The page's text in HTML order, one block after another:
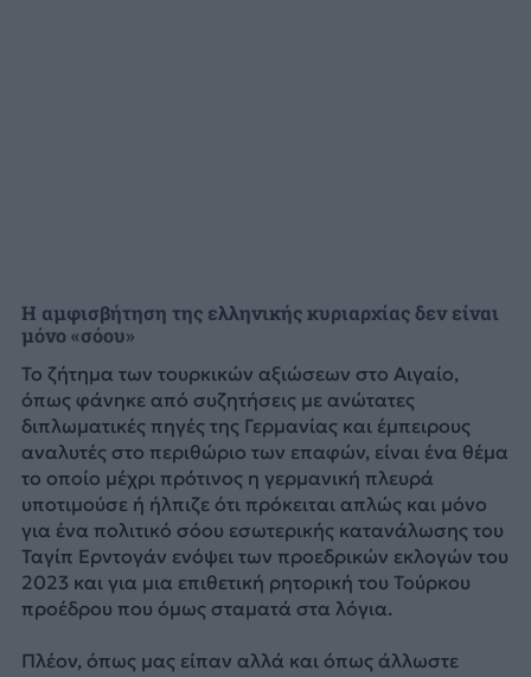
Η αμφισβήτηση της ελληνικής κυριαρχίας δεν είναι
μόνο «σόου»
Το ζήτημα των τουρκικών αξιώσεων στο Αιγαίο,
όπως φάνηκε από συζητήσεις με ανώτατες
διπλωματικές πηγές της Γερμανίας και έμπειρους
αναλυτές στο περιθώριο των επαφών, είναι ένα θέμα
το οποίο μέχρι πρότινος η γερμανική πλευρά
υποτιμούσε ή ήλπιζε ότι πρόκειται απλώς και μόνο
για ένα πολιτικό σόου εσωτερικής κατανάλωσης του
Ταγίπ Ερντογάν ενόψει των προεδρικών εκλογών του
2023 και για μια επιθετική ρητορική του Τούρκου
προέδρου που όμως σταματά στα λόγια.
Πλέον, όπως μας είπαν αλλά και όπως άλλωστε